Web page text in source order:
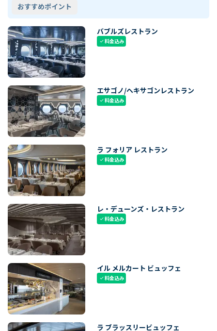
おすすめポイント
バブルズレストラン
check料金込み
エサゴノ/ヘキサゴンレストラン
check料金込み
ラ フォリア レストラン
check料金込み
レ・デューンズ・レストラン
check料金込み
イル メルカート ビュッフェ
check料金込み
ラ ブラッスリービュッフェ